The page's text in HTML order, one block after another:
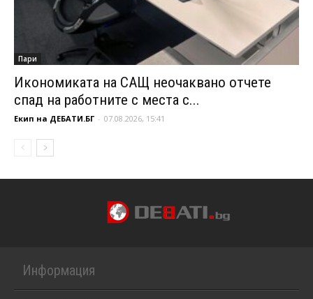
Пари
Икономиката на САЩ неочаквано отчете
спад на работните с места с...
Екип на ДЕБАТИ.БГ - 07.08.2026, 15:41
Информация